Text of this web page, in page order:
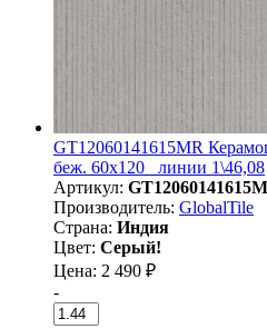
GT12060141615MR
беж. 60x120 _линии 1\46,08
Артикул:
Производитель: GlobalTile
Страна: Индия
Цвет: Серый!
Цена: 2 490 ₽
-